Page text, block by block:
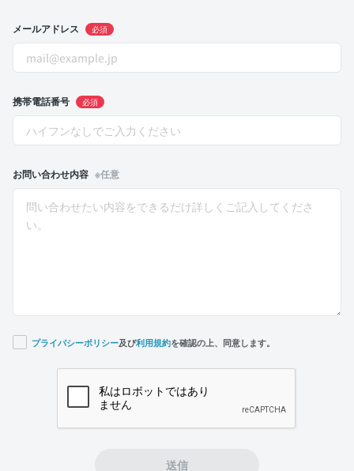
メールアドレス 必須
携帯電話番号 必須
お問い合わせ内容 ※任意
プライバシーポリシー及び利用規約を確認の上、同意します。
送信